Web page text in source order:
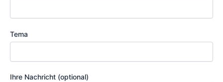
Tema
Ihre Nachricht (optional)